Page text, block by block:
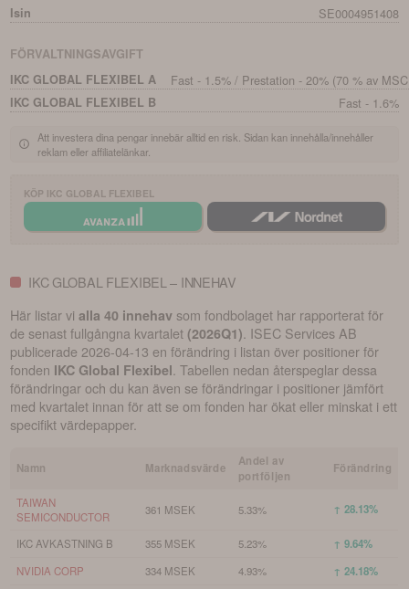
Isin SE0004951408
FÖRVALTNINGSAVGIFT
IKC GLOBAL FLEXIBEL A
Fast - 1.5% / Prestation - 20% (70 % av
IKC GLOBAL FLEXIBEL B Fast - 1.6%
Att investera dina pengar innebär alltid en risk. Sidan kan innehålla/innehåller
reklam eller affiliatelänkar.
KÖP IKC GLOBAL FLEXIBEL
IKC GLOBAL FLEXIBEL – INNEHAV
Här listar vialla 40 innehav som fondbolaget har rapporterat för
de senast fullgångna kvartalet (2026Q1). ISEC Services AB
publicerade2026-04-13 en förändring i listan över positioner för
fonden IKC Global Flexibel. Tabellen nedan återspeglar dessa
förändringar och du kan även se förändringar i positioner jämfört
med kvartalet innan för att se om fonden har ökat eller minskat i ett
specifikt värdepapper.
Namn Marknadsvärde
Andel av
portföljen
Förändring
TAIWAN
SEMICONDUCTOR
361 MSEK 5.33% ↑ 28.13%
IKC AVKASTNING B 355 MSEK 5.23% ↑ 9.64%
NVIDIA CORP 334 MSEK 4.93% ↑ 24.18%